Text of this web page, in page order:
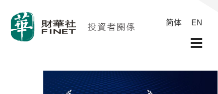
简体 EN